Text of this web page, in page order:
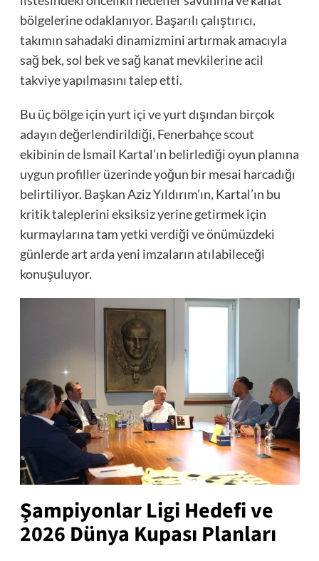
bölgelerine odaklanıyor. Başarılı çalıştırıcı,
takımın sahadaki dinamizmini artırmak amacıyla
sağ bek, sol bek ve sağ kanat mevkilerine acil
takviye yapılmasını talep etti.
Bu üç bölge için yurt içi ve yurt dışından birçok
adayın değerlendirildiği, Fenerbahçe scout
ekibinin de İsmail Kartal’ın belirlediği oyun planına
uygun profiller üzerinde yoğun bir mesai harcadığı
belirtiliyor. Başkan Aziz Yıldırım’ın, Kartal’ın bu
kritik taleplerini eksiksiz yerine getirmek için
kurmaylarına tam yetki verdiği ve önümüzdeki
günlerde art arda yeni imzaların atılabileceği
konuşuluyor.
Şampiyonlar Ligi Hedefi ve
2026 Dünya Kupası Planları